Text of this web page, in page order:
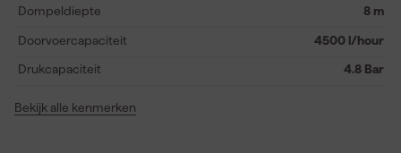
hier!
Dompeldiepte
8 m
Doorvoercapaciteit 4500 l/hour
Drukcapaciteit 4.8 Bar
Bekijk alle kenmerken